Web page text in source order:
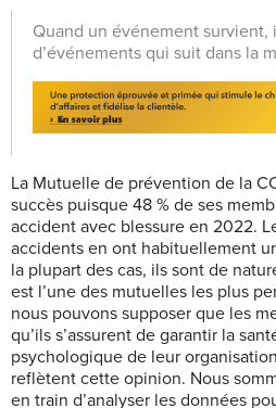
Quand un événement survient,
d’événements qui suit dans la
La Mutuelle de prévention de la
succès puisque 48 % de ses
accident avec blessure en 2022.
accidents en ont habituellement
la plupart des cas, ils sont de
est l’une des mutuelles les plus
nous pouvons supposer que les
qu’ils s’assurent de garantir la
psychologique de leur
reflètent cette opinion. Nous
en train d’analyser les données